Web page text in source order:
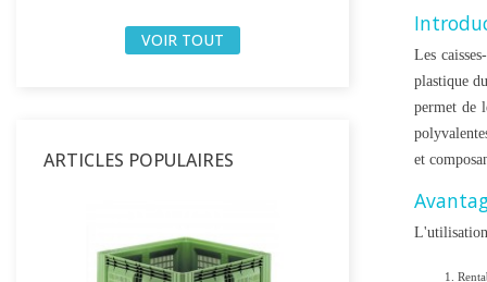
VOIR TOUT
ARTICLES POPULAIRES
Les
plastique
permet de
et
L'utilisation